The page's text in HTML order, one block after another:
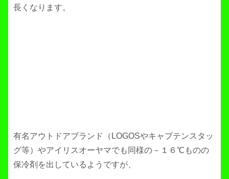
長くなります。
有名アウトドアブランド（LOGOSやキャプテンスタッ
グ等）やアイリスオーヤマでも同様の－１６℃ものの
保冷剤を出しているようですが、